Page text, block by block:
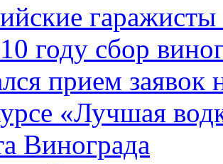
году сбор
прием заявок
«Лучшая
Винограда